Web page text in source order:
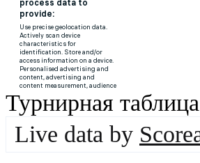
Турнирная таблица
Live data by